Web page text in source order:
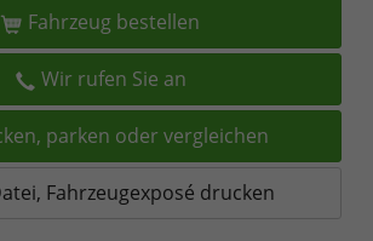
Fahrzeug bestellen
Wir rufen Sie an
parken oder vergleichen
Fahrzeugexposé drucken